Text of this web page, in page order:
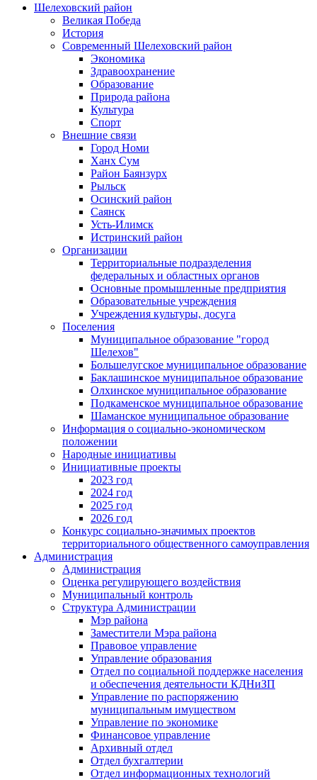
Шелеховский район
Великая Победа
История
Современный Шелеховский район
Экономика
Здравоохранение
Образование
Природа района
Культура
Спорт
Внешние связи
Город Номи
Ханх Сум
Район Баянзурх
Рыльск
Осинский район
Саянск
Усть-Илимск
Истринский район
Организации
Территориальные подразделения
федеральных и областных органов
Основные промышленные предприятия
Образовательные учреждения
Учреждения культуры, досуга
Поселения
Муниципальное образование "город
Шелехов"
Большелугское муниципальное образование
Баклашинское муниципальное образование
Олхинское муниципальное образование
Подкаменское муниципальное образование
Шаманское муниципальное образование
Информация о социально-экономическом
положении
Народные инициативы
Инициативные проекты
2023 год
2024 год
2025 год
2026 год
Конкурс социально-значимых проектов
территориального общественного самоуправления
Администрация
Администрация
Оценка регулирующего воздействия
Муниципальный контроль
Структура Администрации
Мэр района
Заместители Мэра района
Правовое управление
Управление образования
Отдел по социальной поддержке населения
и обеспечения деятельности КДНиЗП
Управление по распоряжению
муниципальным имуществом
Управление по экономике
Финансовое управление
Архивный отдел
Отдел бухгалтерии
Отдел информационных технологий